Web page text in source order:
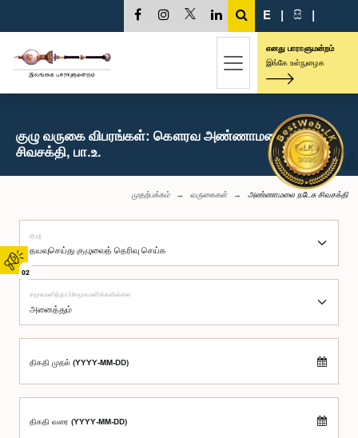
02
E | සි |
எனது பாராளுமன்றம்
இங்கே உள்நுழைக
குழு வருகை விபரங்கள்: கௌரவ அண்ணாமலை நடேசு
சிவசக்தி, பா.உ.
முதற்பக்கம் வருகைகள் அண்ணாமலை நடேசு சிவசக்தி
குழு
சமூகமளித்தார்/சமூகமளிக்கவில்லை
திகதி முதல் (YYYY-MM-DD)
திகதி வரை (YYYY-MM-DD)